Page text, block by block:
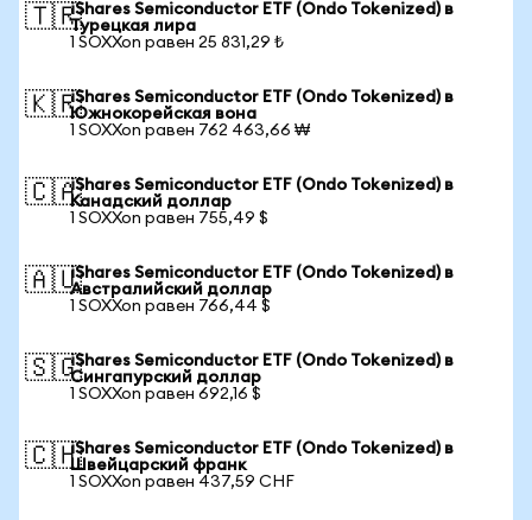
🇹🇷iShares Semiconductor ETF (Ondo Tokenized) в
Турецкая лира
1 SOXXon равен 25 831,29 ₺
🇰🇷iShares Semiconductor ETF (Ondo Tokenized) в
Южнокорейская вона
1 SOXXon равен 762 463,66 ₩
🇨🇦iShares Semiconductor ETF (Ondo Tokenized) в
Канадский доллар
1 SOXXon равен 755,49 $
🇦🇺iShares Semiconductor ETF (Ondo Tokenized) в
Австралийский доллар
1 SOXXon равен 766,44 $
🇸🇬iShares Semiconductor ETF (Ondo Tokenized) в
Сингапурский доллар
1 SOXXon равен 692,16 $
🇨🇭iShares Semiconductor ETF (Ondo Tokenized) в
Швейцарский франк
1 SOXXon равен 437,59 CHF